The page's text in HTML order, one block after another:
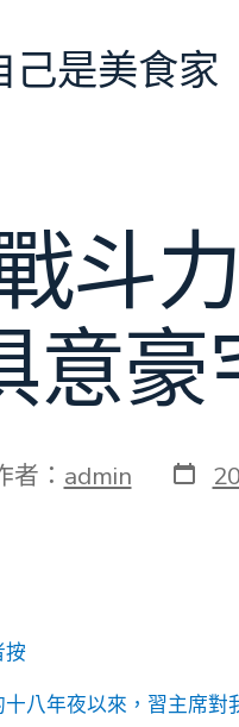
己是美食家
斗
意
者： admin 發
表
按
十八年夜以來，習主席